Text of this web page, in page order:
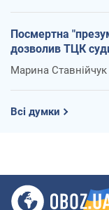
Посмертна
дозволив ТЦК
Марина Ставнійчук
Всі думки